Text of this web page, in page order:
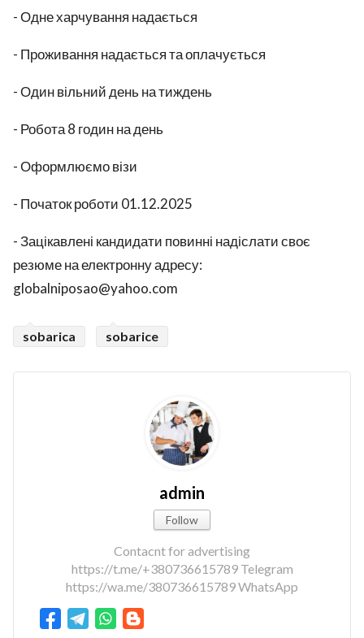
- Одне харчування надається
- Проживання надається та оплачується
- Один вільний день на тиждень
- Робота 8 годин на день
- Оформлюємо візи
- Початок роботи 01.12.2025
- Зацікавлені кандидати повинні надіслати своє
резюме на електронну адресу:
globalniposao@yahoo.com
sobarica sobarice
admin
Follow
Contacnt for advertising
https://t.me/+380736615789 Telegram
https://wa.me/380736615789 WhatsApp